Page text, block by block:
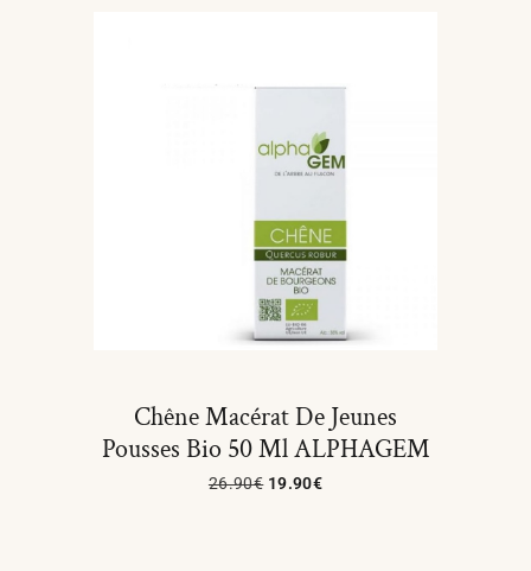
Chêne Macérat De Jeunes
Pousses Bio 50 Ml ALPHAGEM
26.90€ 19.90€